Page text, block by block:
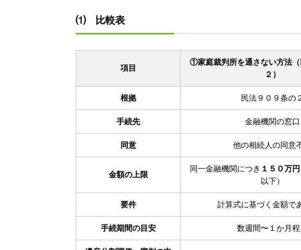
⑴ 比較表
項目
①家庭裁判所を通さない方法
２）
根拠 民法９０９条の
手続先 金融機関の窓口
同意 他の相続人の同意
金額の上限
同一金融機関につき １５０万円
以下）
要件 計算式に基づく金額で
手続期間の目安 数週間〜１か月